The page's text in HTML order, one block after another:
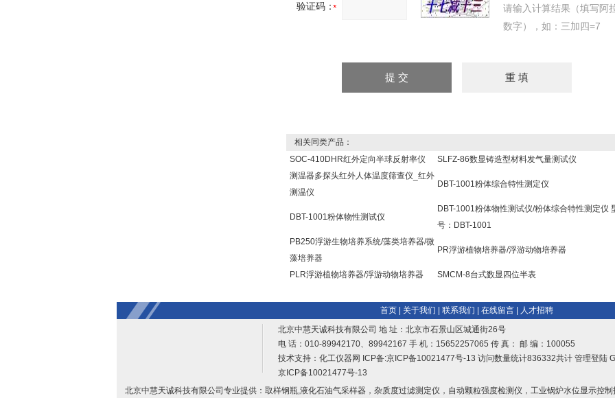
验证码：
请输入计算结果（填写阿
数字），如：三加四=7
相关同类产品：
SOC-410DHR红外定向半球反射率仪
SLFZ-86数显铸造型材料发气量测试仪
测温器多探头红外人体温度筛查仪_红外
测温仪
DBT-1001粉体综合特性测定仪
DBT-1001粉体物性测试仪
DBT-1001粉体物性测试仪/粉体综合特性测定仪
号：DBT-1001
PB250浮游生物培养系统/藻类培养器/微
藻培养器
PR浮游植物培养器/浮游动物培养器
PLR浮游植物培养器/浮游动物培养器 SMCM-8台式数显四位半表
首页| 关于我们 联系我们 在线留言| 人才招聘
北京中慧天诚科技有限公司 地 址：北京市石景山区城通街26号
电 话：010-89942170、89942167 手 机：15652257065 传 真： 邮 编：100055
技术支持： 化工仪器网 ICP备:京ICP备10021477号-13 访问数量统计836332共计 管理登陆
京ICP备10021477号-13
北京中慧天诚科技有限公司专业提供：取样钢瓶,液化石油气采样器，杂质度过滤测定仪，自动颗粒强度检测仪，工业锅炉水位显示控制